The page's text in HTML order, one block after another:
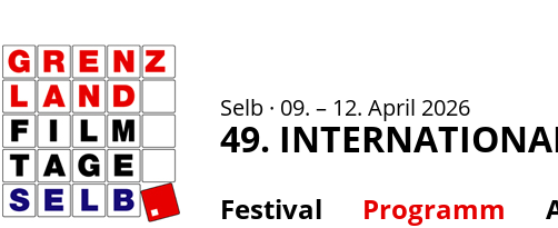
Selb · 09. – 12. April 2026
49.
Festival Programm